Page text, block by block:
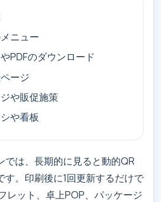
ニュー
PDFのダウンロード
ージ
や販促施策
や看板
では、長期的に見ると動的QR
す。印刷後に1回更新するだけで
レット、卓上POP、パッケージ